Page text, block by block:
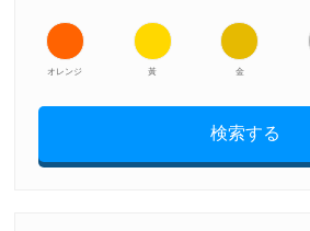
オレンジ 黃 金
検索する